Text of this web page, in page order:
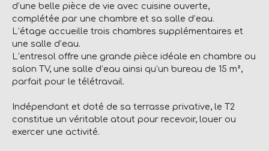
d’une belle pièce de vie avec cuisine ouverte,
complétée par une chambre et sa salle d’eau.
L’étage accueille trois chambres supplémentaires et
une salle d’eau.
L’entresol offre une grande pièce idéale en chambre ou
salon TV, une salle d’eau ainsi qu’un bureau de 15 m²,
parfait pour le télétravail.
Indépendant et doté de sa terrasse privative, le T2
constitue un véritable atout pour recevoir, louer ou
exercer une activité.